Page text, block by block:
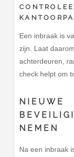
Een inbraak is
zijn. Laat
achterdeuren,
check helpt om
NIEUWE
NEMEN
Na een inbraak